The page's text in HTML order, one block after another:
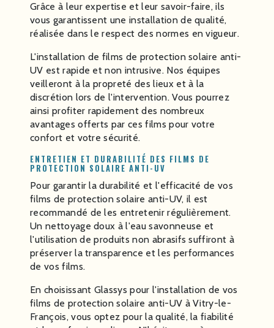
Grâce à leur expertise et leur savoir-faire, ils
vous garantissent une installation de qualité,
réalisée dans le respect des normes en vigueur.
L'installation de films de protection solaire anti-
UV est rapide et non intrusive. Nos équipes
veilleront à la propreté des lieux et à la
discrétion lors de l'intervention. Vous pourrez
ainsi profiter rapidement des nombreux
avantages offerts par ces films pour votre
confort et votre sécurité.
ENTRETIEN ET DURABILITÉ DES FILMS DE
PROTECTION SOLAIRE ANTI-UV
Pour garantir la durabilité et l'efficacité de vos
films de protection solaire anti-UV, il est
recommandé de les entretenir régulièrement.
Un nettoyage doux à l'eau savonneuse et
l'utilisation de produits non abrasifs suffiront à
préserver la transparence et les performances
de vos films.
En choisissant Glassys pour l'installation de vos
films de protection solaire anti-UV à Vitry-le-
François, vous optez pour la qualité, la fiabilité